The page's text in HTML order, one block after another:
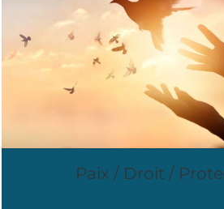
Paix / Droit /